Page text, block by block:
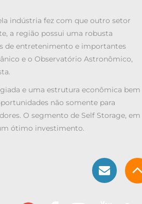
indústria fez com que outro setor
a região possui uma robusta
de entretenimento e importantes
e o Observatório Astronômico,
e uma estrutura econômica bem
não somente para
O segmento de Self Storage, em
ótimo investimento.